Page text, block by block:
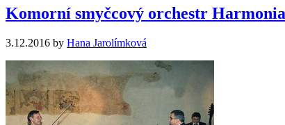
Komorní smyčcový orchestr
3.12.2016 by Hana Jarolímková